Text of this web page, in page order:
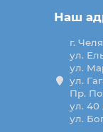
Наш
г.
ул.
ул.
ул.
Пр.
ул. 40
ул.